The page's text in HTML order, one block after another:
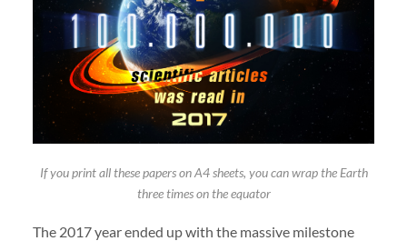
If you print all these papers on A4 sheets, you can wrap the Earth
three times on the equator
The 2017 year ended up with the massive milestone